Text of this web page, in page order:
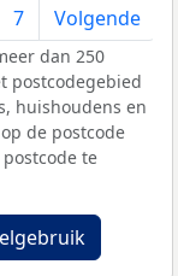
7 Volgende
dan 250
postcodegebied
huishoudens en
de postcode
te